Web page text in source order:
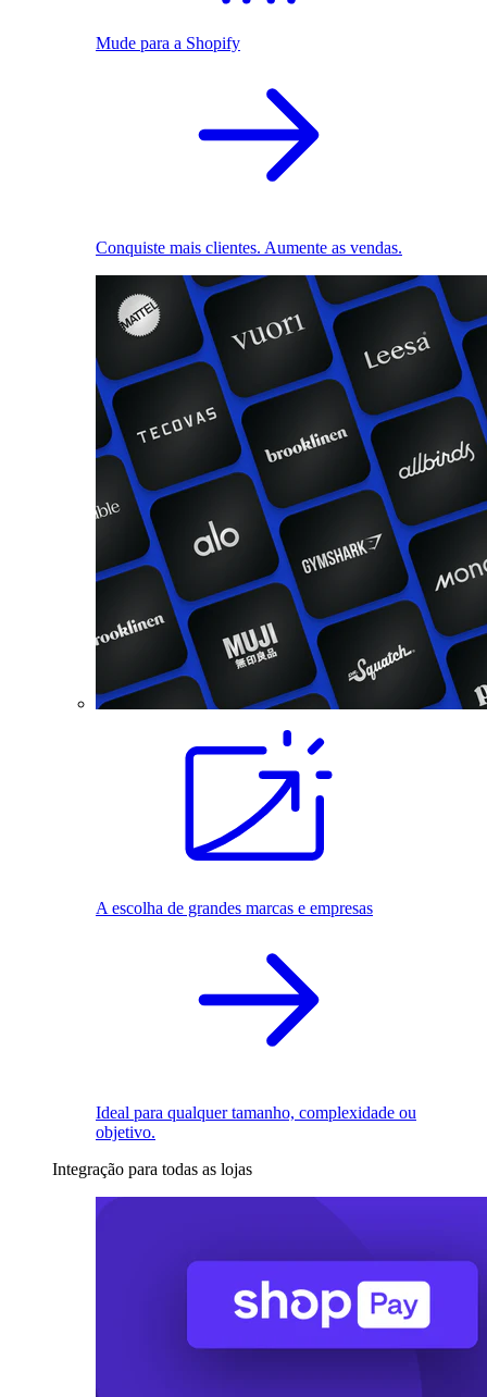
Mude para a Shopify
Conquiste mais clientes. Aumente as vendas.
A escolha de grandes marcas e empresas
Ideal para qualquer tamanho, complexidade ou
objetivo.
Integração para todas as lojas